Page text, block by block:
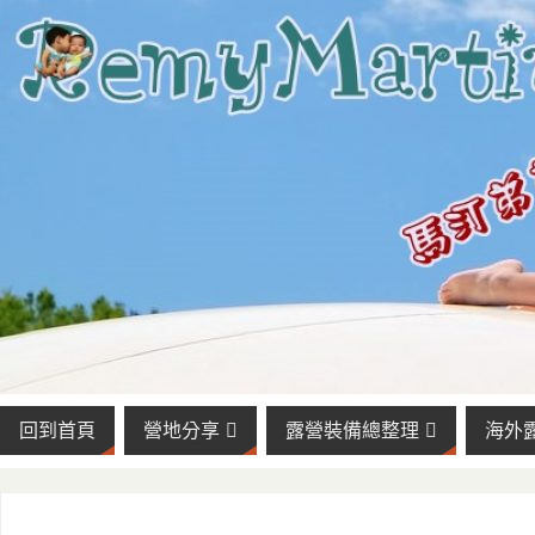
回到首頁 營地分享 露營裝備總整理 海外